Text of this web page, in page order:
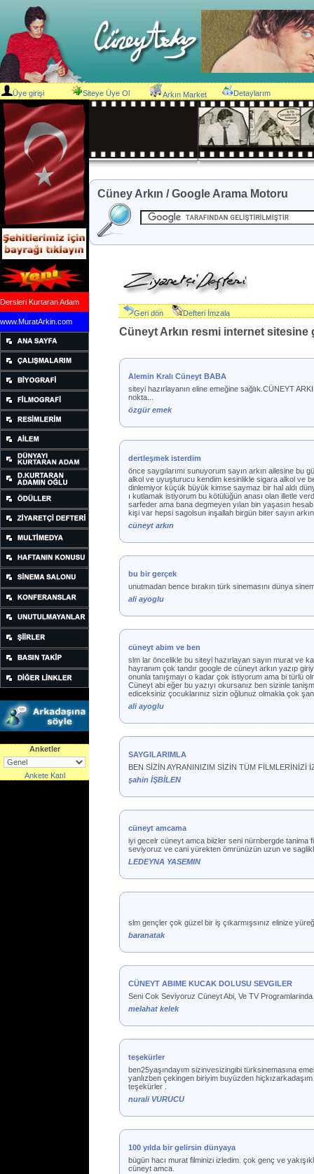
Üye girişi Siteye Üye Ol Arkın Market Detaylarım
Dersleri Kurtaran Adam
www.MuratArkin.com
Anketler
Ankete Katıl
Cüney Arkın / Google Arama Motoru
Geri dön Defteri İmzala
Cüneyt Arkın resmi internet
Alemin Kralı Cüneyt BABA
siteyi hazırlayanın eline emeğine sağlık.CÜNEYT
nokta...
özgür emek
dertleşmek isterdim
önce saygılarımı sunuyorum sayın arkın ailesine bu
alkol ve uyuşturucu kendim kesinlikle sigara alkol ve
dinlemiyor küçük büyük kimse saymaz bir hal aldı
ı kutlamak istiyorum bu kötülüğün anası olan illetle
sarfeder ama bana degmeyen yılan bin yaşasın
kişi var hepsi sagolsun inşallah birgün biter sayın
cüneyt arkın
bu bir gerçek
unutmadan bence bırakın türk sinemasını dünya
ali ayoglu
cüneyt abim ve ben
slm lar öncelikle bu siteyi hazırlayan sayın murat ve
hayranım çok tandır google de cüneyt arkın yazıp
onunla tanışmayı o kadar çok istiyorum ama bi türlü
Cüneyt abi eğer bu yazıyı okursanız ben sizinle
ediceksiniz çocuklarınız sizin oğlunuz olmakla çok
ali ayoglu
SAYGILARIMLA
BEN SİZİN AYRANINIZIM SİZİN TÜM FİLMLERİNİZİ
şahin İŞBİLEN
cüneyt amcama
iyi gecelr cüneyt amca biizler seni nürnbergde
seviyoruz ve cani yürekten ömrünüzün uzun ve
LEDEYNA YASEMIN
slm gençler çok güzel bir iş çıkarmışsınız elinize
baranatak
CÜNEYT ABIME KUCAK DOLUSU SEVGILER
Seni Cok Seviyoruz Cüneyt Abi, Ve TV
melahat kelek
teşekürler
ben25yaşındayım sizinvesizingibi türksinemasına
yanlızben çekingen biriyim buyüzden
teşekürler .
nurali VURUCU
100 yılda bir gelirsin dünyaya
bügün hacı murat filminizi izledim. çok genç ve
cüneyt amca.